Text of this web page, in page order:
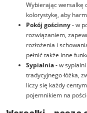
Wybierając wersalkę
kolorystykę, aby
Pokój gościnny- w
rozwiązaniem,
rozłożenia i
pełnić także inne
Sypialnia- w
tradycyjnego łóżka,
liczy się każdy
pojemnikiem na